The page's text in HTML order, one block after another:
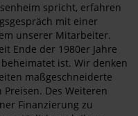
spricht, erfahren
mit einer
unserer Mitarbeiter.
Ende der 1980er Jahre
ist. Wir denken
maßgeschneiderte
Des Weiteren
Finanzierung zu